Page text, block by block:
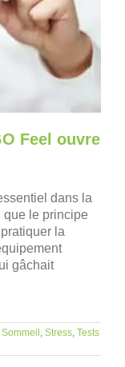
Feel ouvre
dans la
que le principe
la
gâchait
Sommeil Stress Tests